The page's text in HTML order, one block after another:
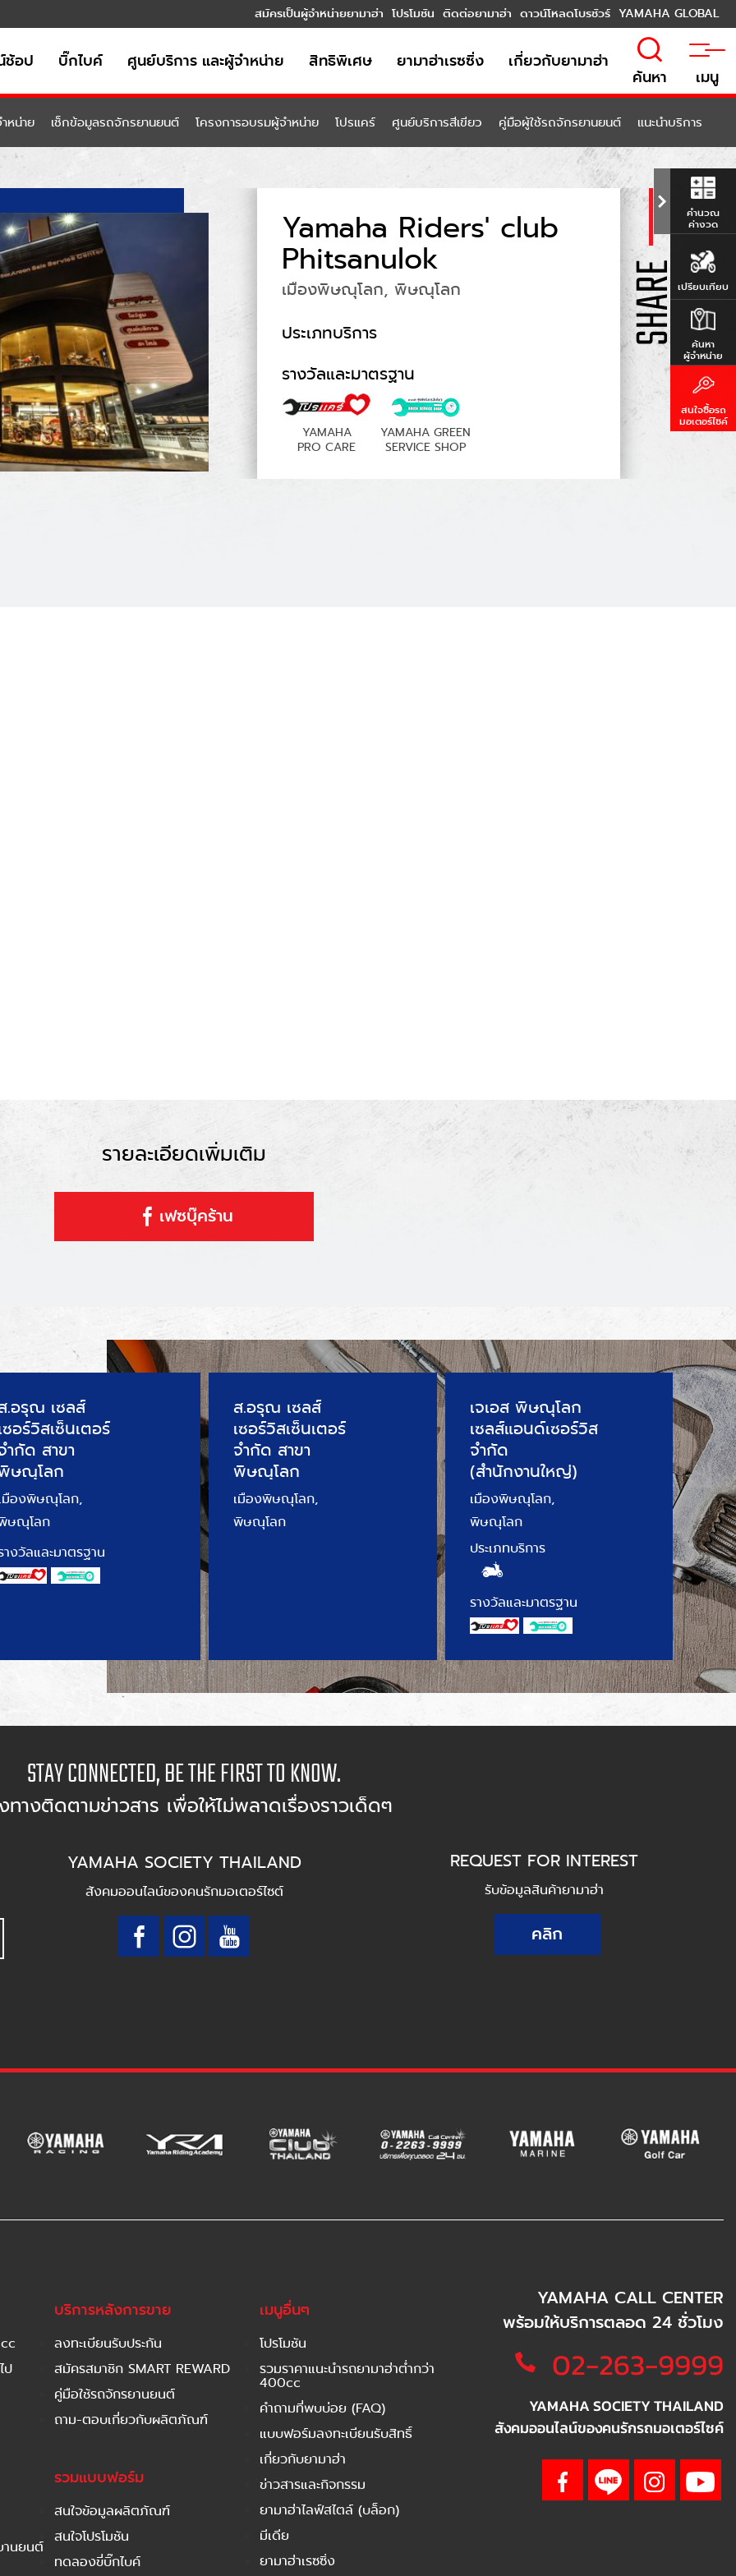
สมัครเป็นผู้จำหน่ายยามาฮ่า โปรโมชัน ติดต่อยามาฮ่า ดาวน์โหลดโบรชัวร์ YAMAHA GLOBAL
ช้อป บิ๊กไบค์ ศูนย์บริการ และผู้จำหน่าย สิทธิพิเศษ ยามาฮ่าเรซซิ่ง เกี่ยวกับยามาฮ่า
ค้นหา เมนู
หน่าย เช็กข้อมูลรถจักรยานยนต์ โครงการอบรมผู้จำหน่าย โปรแคร์ ศูนย์บริการสีเขียว คู่มือผู้ใช้รถจักรยานยนต์ แนะนำบริการ
Yamaha Riders' club
Phitsanulok
เมืองพิษณุโลก, พิษณุโลก
ประเภทบริการ
รางวัลและมาตรฐาน
YAMAHA
PRO CARE
YAMAHA GREEN
SERVICE SHOP
รายละเอียดเพิ่มเติม
เฟซบุ๊คร้าน
.อรุณ เซลส์
ซอร์วิสเซ็นเตอร์
ำกัด สาขา
ษณุโลก
าขาพิษณุโลก)
มืองพิษณุโลก,
ษณุโลก
างวัลและมาตรฐาน
ส.อรุณ เซลส์
เซอร์วิสเซ็นเตอร์
จำกัด สาขา
พิษณุโลก
เมืองพิษณุโลก,
พิษณุโลก
เจเอส พิษณุโลก
เซลส์แอนด์เซอร์วิส
จำกัด
(สำนักงานใหญ่)
เมืองพิษณุโลก,
พิษณุโลก
ประเภทบริการ
รางวัลและมาตรฐาน
STAY CONNECTED, BE THE FIRST TO KNOW.
ทางติดตามข่าวสาร เพื่อให้ไม่พลาดเรื่องราวเด็ดๆ
REQUEST FOR INTEREST
รับข้อมูลสินค้ายามาฮ่า
คลิก
YAMAHA SOCIETY THAILAND
สังคมออนไลน์ของคนรักมอเตอร์ไซต์
ป
านยนต์
บริการหลังการขาย
ลงทะเบียนรับประกัน
สมัครสมาชิก SMART REWARD
คู่มือใช้รถจักรยานยนต์
ถาม-ตอบเกี่ยวกับผลิตภัณฑ์
รวมแบบฟอร์ม
สนใจข้อมูลผลิตภัณฑ์
สนใจโปรโมชัน
ทดลองขี่บิ๊กไบค์
เมนูอื่นๆ
โปรโมชัน
รวมราคาแนะนำรถยามาฮ่าต่ำกว่า
400cc
คำถามที่พบบ่อย (FAQ)
แบบฟอร์มลงทะเบียนรับสิทธิ์
เกี่ยวกับยามาฮ่า
ข่าวสารและกิจกรรม
ยามาฮ่าไลฟ์สไตล์ (บล็อก)
มีเดีย
ยามาฮ่าเรซซิ่ง
YAMAHA CALL CENTER
พร้อมให้บริการตลอด 24 ชั่วโมง
02-263-9999
YAMAHA SOCIETY THAILAND
สังคมออนไลน์ของคนรักรถมอเตอร์ไซค์
คำนวณ
ค่างวด
เปรียบเทียบ
ค้นหา
ผู้จำหน่าย
สนใจซื้อรถ
มอเตอร์ไซค์